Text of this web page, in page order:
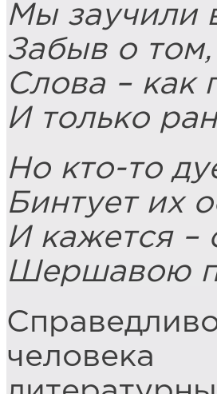
Мы заучили
Забыв о
Слова – как
И только
Но кто-то
Бинтует их
И кажется –
Шершавою